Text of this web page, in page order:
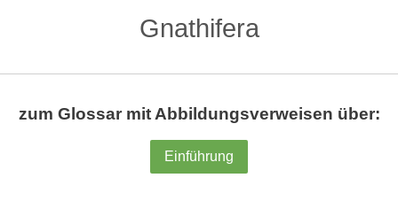
Gnathifera
zum Glossar mit Abbildungsverweisen über:
Einführung